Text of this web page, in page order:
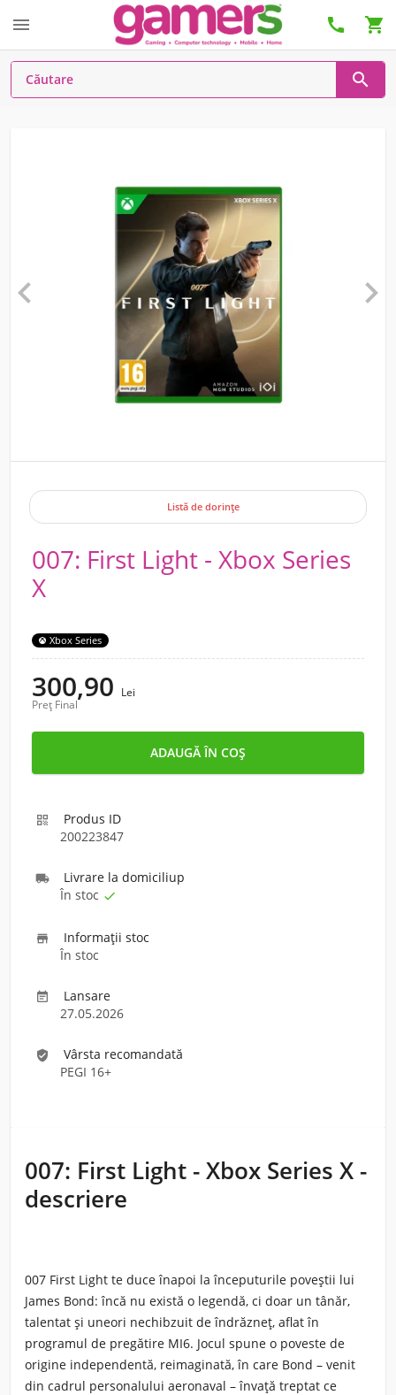
  

 
Listă de dorințe
007: First Light - Xbox Series
X
Xbox Series
300,90 Lei
Preț Final

Produs ID
200223847
 Livrare la domiciliup
În stoc 

Informaţii stoc
În stoc

Lansare
27.05.2026
verified_user
Vârsta recomandată
PEGI 16+
007: First Light - Xbox Series X -
descriere
007 First Light te duce înapoi la începuturile poveștii lui
James Bond: încă nu există o legendă, ci doar un tânăr,
talentat și uneori nechibzuit de îndrăzneț, aflat în
programul de pregătire MI6. Jocul spune o poveste de
origine independentă, reimaginată, în care Bond – venit
din cadrul personalului aeronaval – învață treptat ce